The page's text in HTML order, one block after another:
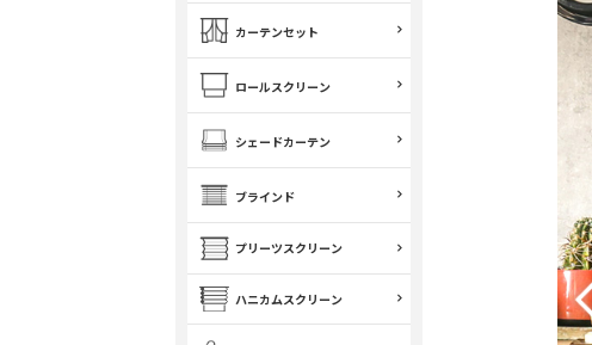
カーテンセット
ロールスクリーン
シェードカーテン
ブラインド
プリーツスクリーン
ハニカムスクリーン